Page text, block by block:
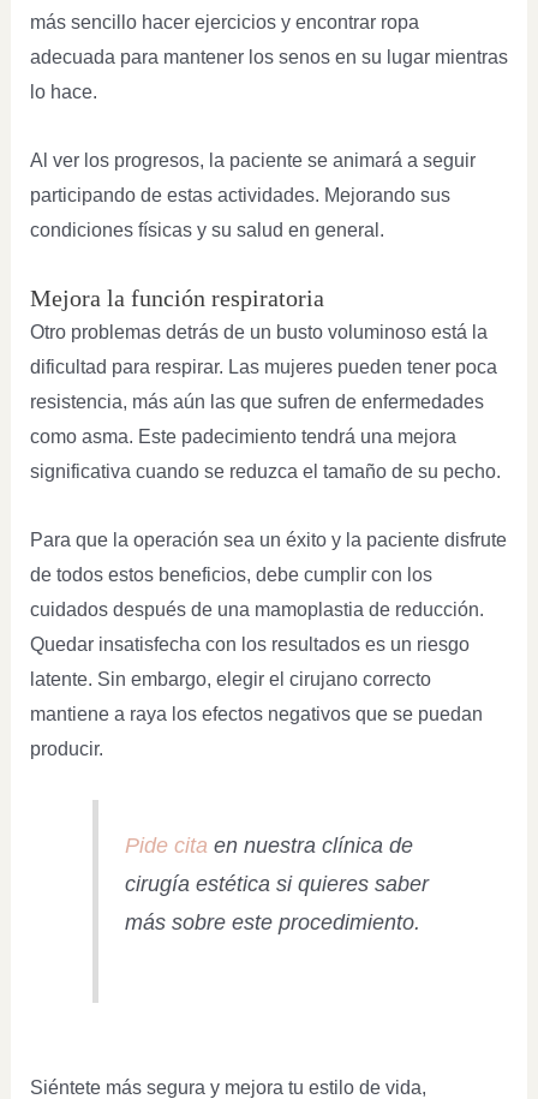
más sencillo hacer ejercicios y encontrar ropa
adecuada para mantener los senos en su lugar mientras
lo hace.
Al ver los progresos, la paciente se animará a seguir
participando de estas actividades. Mejorando sus
condiciones físicas y su salud en general.
Mejora la función respiratoria
Otro problemas detrás de un busto voluminoso está la
dificultad para respirar. Las mujeres pueden tener poca
resistencia, más aún las que sufren de enfermedades
como asma. Este padecimiento tendrá una mejora
significativa cuando se reduzca el tamaño de su pecho.
Para que la operación sea un éxito y la paciente disfrute
de todos estos beneficios, debe cumplir con los
cuidados después de una mamoplastia de reducción.
Quedar insatisfecha con los resultados es un riesgo
latente. Sin embargo, elegir el cirujano correcto
mantiene a raya los efectos negativos que se puedan
producir.
Pide cita en nuestra clínica de
cirugía estética si quieres saber
más sobre este procedimiento.
Siéntete más segura y mejora tu estilo de vida,